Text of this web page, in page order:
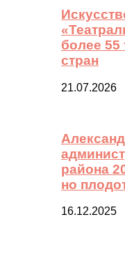
более 55
стран
21.07.2026
района
но
16.12.2025